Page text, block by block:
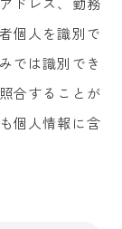
個人を識別で
では識別でき
合することが
個人情報に含